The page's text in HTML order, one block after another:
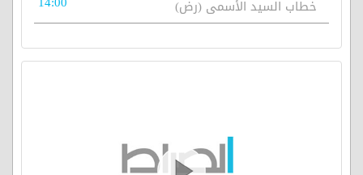
خطاب السيد الأسمى (رض)